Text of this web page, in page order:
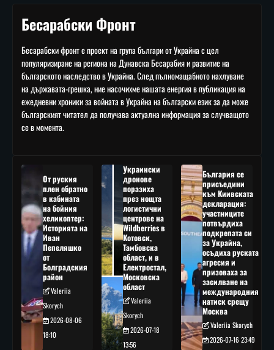
Бесарабски Фронт
Бесарабски фронт е проект на група българи от Украйна с цел
популяризиране на региона на Дунавска Бесарабия и развитие на
българското наследство в Украйна. След пълномащабното нахлуване
на държавата-грешка, ние насочихме нашата енергия в публикация на
ежедневни хроники за войната в Украйна на български език за да може
българският читател да получава актуална информация за случващото
се в момента.
От руския
плен обратно
в кабината
на бойния
хеликоптер:
Историята на
Иван
Пепеляшко
от
Болградския
район
Valeriia
Skorych
2026-08-06
18:10
Украински
дронове
поразиха
през нощта
логистични
центрове на
Wildberries в
Котовск,
Тамбовска
област, и в
Електростал,
Московска
област
Valeriia
Skorych
2026-07-18
13:56
България се
присъедини
към Киивската
декларация:
участниците
потвърдиха
подкрепата си
за Украйна,
осъдиха руската
агресия и
призоваха за
засилване на
международния
натиск срещу
Москва
Valeriia Skorych
2026-07-16 23:49